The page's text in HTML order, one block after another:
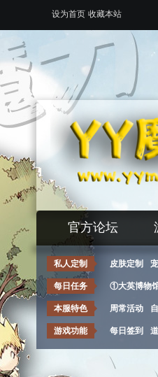
设为首页 收藏本站
官方论坛
私人定制 皮肤定制
每日任务 ①大英博物
本服特色 周常活动
游戏功能 每日签到